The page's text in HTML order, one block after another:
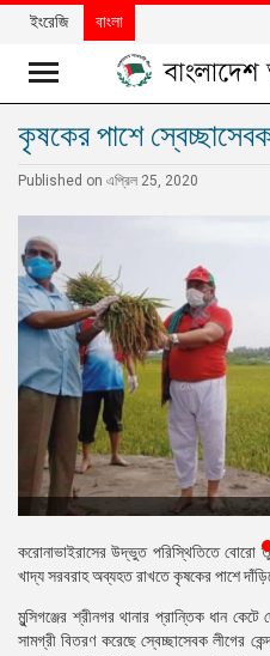
খবর
দলের
বিশেষ
নিবন্ধ
বিশেষ
প্রতিবেদন
মতামত
উন্নয়নের
বাংলাদেশ
নিউজলেটার
প্রেস
রিলিজ
প্রকাশনা
ইংরেজি বাংলা
কৃষকের পাশে
Published on এপ্রিল 25, 2020
করোনাভাইরাসের উদ্ভুত পরিস্থিতিতে
খাদ্য সরবরাহ অব্যহত রাখতে কৃষকের পাশে
মুন্সিগঞ্জের শ্রীনগর থানার প্রান্তিক ধান
সামগ্রী বিতরণ করেছে স্বেচ্ছাসেবক লীগের